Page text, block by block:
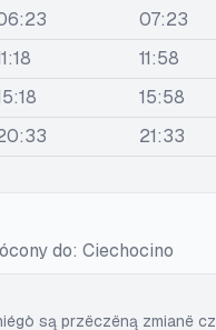
07:23
11:58
15:58
21:33
do: Ciechocino
są przëczëną zmianë